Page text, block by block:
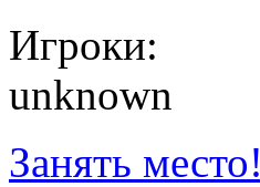
Игроки:
unknown
Занять место!